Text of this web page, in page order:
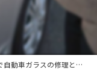
と交換徹底ガイド｜最新技術・料金比較と専門店選びのポイント